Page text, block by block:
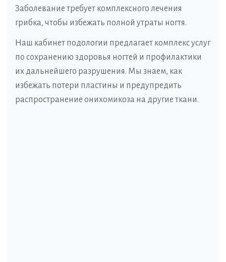
Заболевание требует комплексного лечения
грибка, чтобы избежать полной утраты ногтя.
Наш кабинет подологии предлагает комплекс услуг
по сохранению здоровья ногтей и профилактики
их дальнейшего разрушения. Мы знаем, как
избежать потери пластины и предупредить
распространение онихомикоза на другие ткани.